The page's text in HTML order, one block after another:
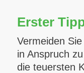
Erster
Vermeiden
in Anspruch
die teuersten